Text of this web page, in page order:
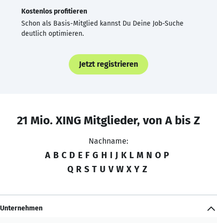
Kostenlos profitieren
Schon als Basis-Mitglied kannst Du Deine Job-Suche
deutlich optimieren.
Jetzt registrieren
21 Mio. XING Mitglieder, von A bis Z
Nachname:
A B C D E F G H I J K L M N O P
Q R S T U V W X Y Z
Unternehmen